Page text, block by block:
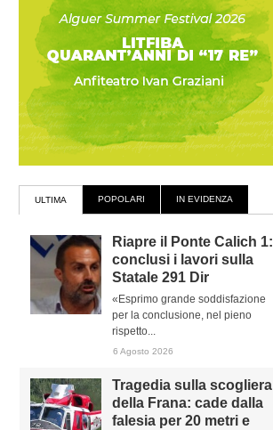
ULTIMA POPOLARI IN EVIDENZA
Riapre il Ponte Calich 1:
conclusi i lavori sulla
Statale 291 Dir
«Esprimo grande soddisfazione
per la conclusione, nel pieno
rispetto...
6 Agosto 2026
Tragedia sulla scogliera
della Frana: cade dalla
falesia per 20 metri e